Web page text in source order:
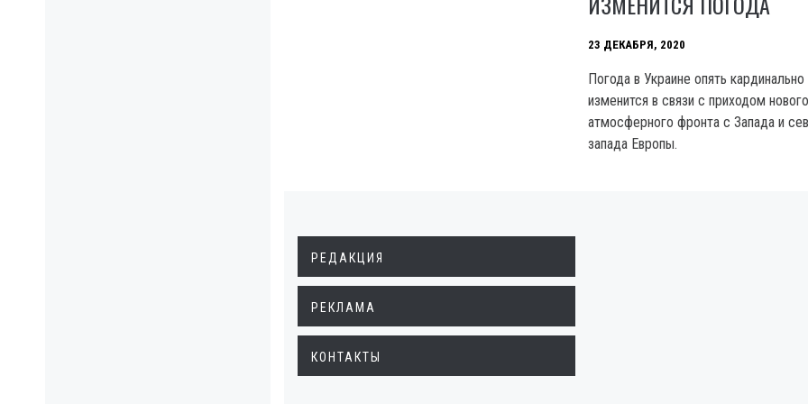
23 ДЕКАБРЯ, 2020
Погода в Украине опять кардинально
изменится в связи с приходом нового
атмосферного фронта с Запада и
запада Европы.
РЕДАКЦИЯ
РЕКЛАМА
КОНТАКТЫ